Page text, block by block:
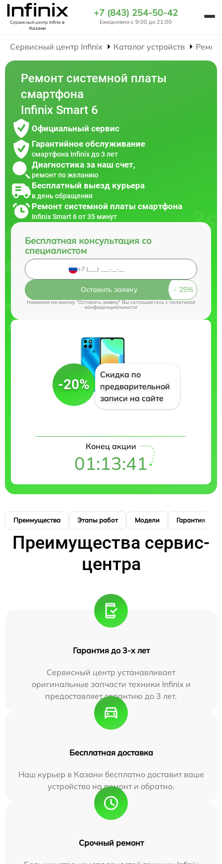
Сервисный центр Infinixв
Казани
+7 (843) 254-50-42
Ежедневно с 9:00 до 21:00
Сервисный центр Infinix Каталог устройств
Ремонт системной платы
смартфона
Infinix Smart 6
Официальный сервис
Гарантийное обслуживание
смартфона Infinix до 3 лет
Диагностика за наш счет,
ремонт по желанию
Бесплатный выезд курьера
в день обращения
Ремонт системной платы смартфона
Infinix Smart 6 от 35 минут
Бесплатная консультация со
специалистом
Оставить заявку
Нажимая на кнопку "Оставить заявку" Вы соглашаетесь cполитикой
конфиденциальности
-20%
Скидка по
предварительной
записи на сайте
Конец акции
01:13:41
Преимущества Этапы работ Модели Гарантия
Преимущества сервис-
центра
Гарантия до 3-х лет
Сервисный центр устанавливает
оригинальные запчасти техники Infinix и
предоставляет гарантию до 3 лет.
Бесплатная доставка
Наш курьер в Казани бесплатно доставит ваше
устройство на ремонт и обратно.
Срочный ремонт